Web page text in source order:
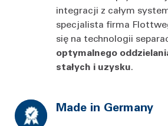
integracji z całym
specjalista firma
się na technologii
optymalnego
stałych i uzysku.
Made in Germany